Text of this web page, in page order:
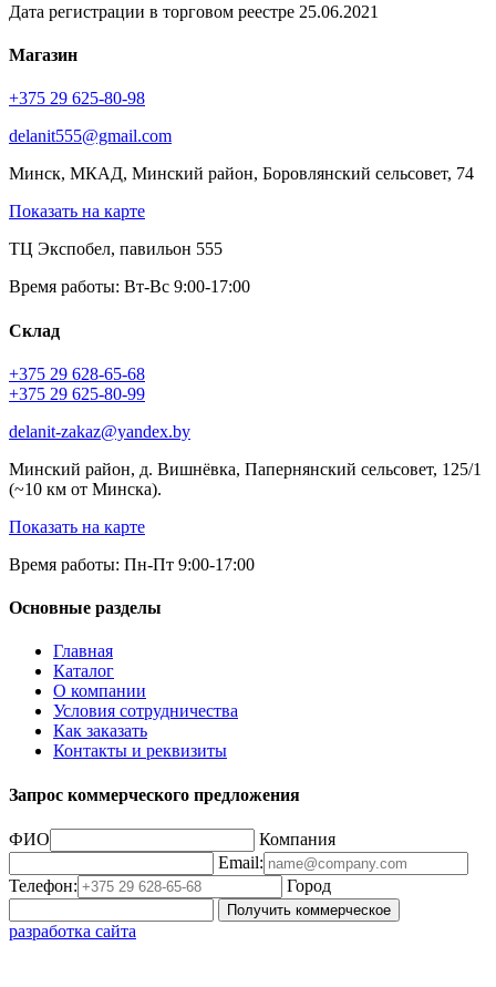
Дата регистрации в торговом реестре 25.06.2021
Магазин
+375 29 625-80-98
delanit555@gmail.com
Минск, МКАД, Минский район, Боровлянский сельсовет, 74
Показать на карте
ТЦ Экспобел, павильон 555
Время работы: Вт-Вс 9:00-17:00
Склад
+375 29 628-65-68
+375 29 625-80-99
delanit-zakaz@yandex.by
Минский район, д. Вишнёвка, Папернянский сельсовет, 125/1
(~10 км от Минска).
Показать на карте
Время работы: Пн-Пт 9:00-17:00
Основные разделы
Главная
Каталог
О компании
Условия сотрудничества
Как заказать
Контакты и реквизиты
Запрос коммерческого предложения
ФИО
Компания
Email:
Телефон:
Город
Получить коммерческое
разработка сайта